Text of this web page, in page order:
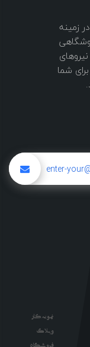
زمینه
شما
نمونه کار
وبلاگ
فروشگاه